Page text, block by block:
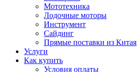
Мототехника
Лодочные моторы
Инструмент
Сайдинг
Прямые поставки из Китая
Услуги
Как купить
Условия оплаты